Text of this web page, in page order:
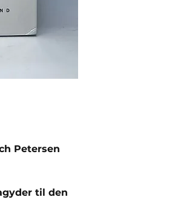
Petersen
til den